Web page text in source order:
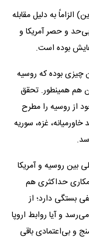
به دلیل مقابله
و حصر آمریکا و
بوده است.
چیزی بوده که روسیه
هم همینطور. تحقق
از روسیه را مطرح
غزه، سوریه
بین روسیه و آمریکا
حداکثری هم
بستگی دارد؛ از
و آیا روابط اروپا
و بی‌اعتمادی باقی